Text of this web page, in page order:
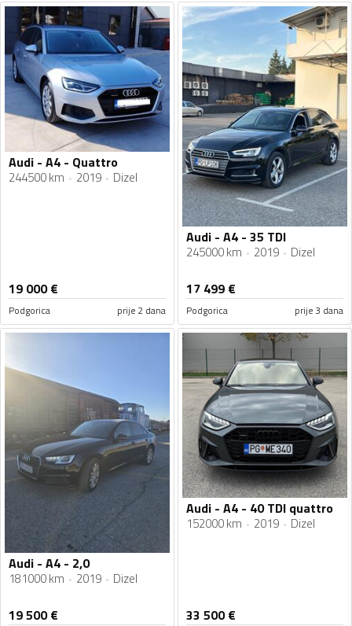
Audi - A4 - Quattro
244500 km 2019 Dizel
19 000€
Podgorica prije 2 dana
Audi - A4 - 35 TDI
245000 km 2019 Dizel
17 499 €
Podgorica prije 3 dana
Audi - A4 - 2,0
181000 km 2019 Dizel
19 500€
Audi - A4 - 40 TDI quattro
152000 km 2019 Dizel
33 500€